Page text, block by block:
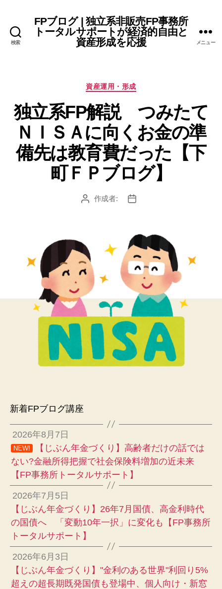
検索
FPブログ | 独立系非販売FP事務所
トータルサポートが経済的自由と
資産形成を応援
メニュー
カ
ゴ
リ
ー
資産運用・形成
独立系FP解説 つみたて
ＮＩＳＡに向くお金の準
備先は教育費だった【下
町ＦＰブログ】
投 作成者:
投
新着FPブログ講座
2026年8月7日
NEW!
【じぶん年金づくり】高齢者だけの話では
ない?金融所得把握で社会保険料増加の近未来
【FP事務所トータルサポート】
2026年7月5日
【じぶん年金づくり】26年7月国債、高金利時代
の国債へ 「変動10年一択」に変化も【FP事務所
トータルサポート】
2026年6月3日
【じぶん年金づくり】"金利のある世界"利回り5%
超えの超長期既発国債も登場中、個人向け・新窓